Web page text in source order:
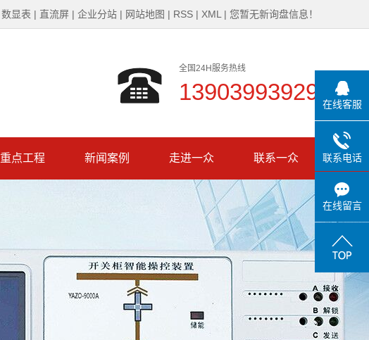
数显表 | 直流屏 | 企业分站 | 网站地图 | RSS | XML | 您暂无新询盘信息！
全国24H服务热线
13903993929
重点工程 新闻案例 走进一众
公司简介
企业文化
发展历程
一众风采
联系一众
在线客服
联系电话
在线留言